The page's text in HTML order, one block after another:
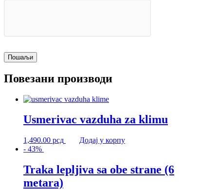
Повезани производи
Usmerivac vazduha za klimu
1,490.00 рсд
Додај у корпу
- 43%
Traka lepljiva sa obe strane (6
metara)